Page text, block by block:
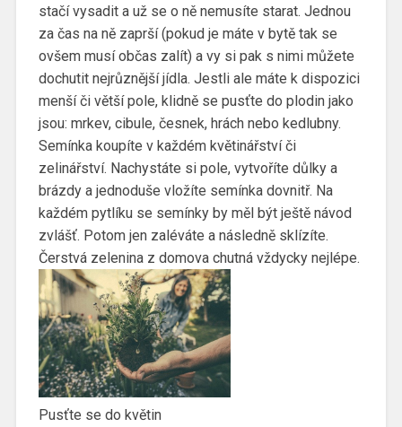
stačí vysadit a už se o ně nemusíte starat. Jednou
za čas na ně zaprší (pokud je máte v bytě tak se
ovšem musí občas zalít) a vy si pak s nimi můžete
dochutit nejrůznější jídla. Jestli ale máte k dispozici
menší či větší pole, klidně se pusťte do plodin jako
jsou: mrkev, cibule, česnek, hrách nebo kedlubny.
Semínka koupíte v každém květinářství či
zelinářství. Nachystáte si pole, vytvoříte důlky a
brázdy a jednoduše vložíte semínka dovnitř. Na
každém pytlíku se semínky by měl být ještě návod
zvlášť. Potom jen zaléváte a následně sklízíte.
Čerstvá zelenina z domova chutná vždycky nejlépe.
Pusťte se do květin